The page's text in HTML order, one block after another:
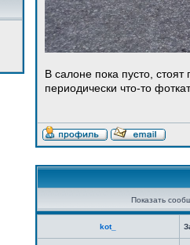
В салоне пока пусто,
периодически что-то
Показать
kot_